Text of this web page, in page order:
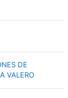
DE
VALERO